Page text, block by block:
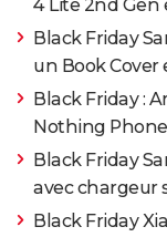
4 Lite 2nd Gen
Black Friday
un Book Cover
Black Friday :
Nothing
Black Friday
avec chargeur
Black Friday